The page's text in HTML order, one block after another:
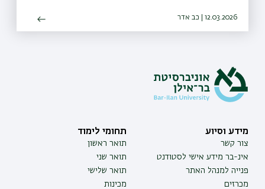
12.03.2026 | כב אדר
מידע וסיוע
צור קשר
אינ-בר מידע אישי לסטודנט
פנייה למנהל האתר
מכרזים
תחומי לימוד
תואר ראשון
תואר שני
תואר שלישי
מכינות